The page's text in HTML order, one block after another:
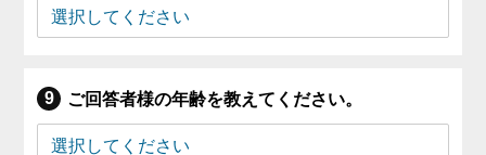
ご回答者様の年齢を教えてください。